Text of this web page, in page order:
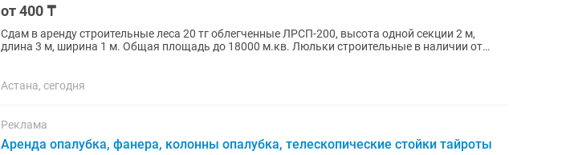
от 400 ₸
Сдам в аренду строительные леса 20 тг облегченные ЛРСП-200, высота одной секции 2 м,
длина 3 м, ширина 1 м. Общая площадь до 18000 м.кв. Люльки строительные в наличии от
Астана, сегодня
Реклама
Аренда опалубка, фанера, колонны опалубка, телескопические стойки тайроты